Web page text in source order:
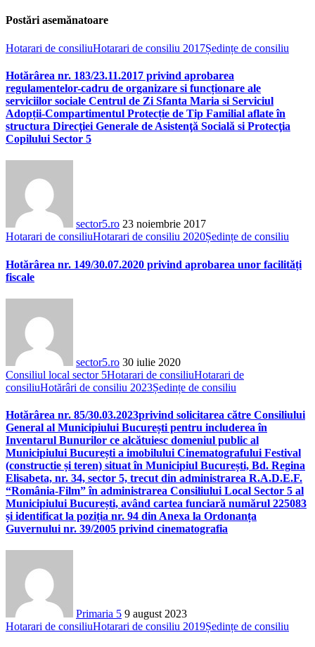
Postări asemănatoare
Hotarari de consiliuHotarari de consiliu 2017Ședințe de consiliu
Hotărârea nr. 183/23.11.2017 privind aprobarea
regulamentelor-cadru de organizare si funcționare ale
serviciilor sociale Centrul de Zi Sfanta Maria si Serviciul
Adopții-Compartimentul Protecție de Tip Familial aflate în
structura Direcţiei Generale de Asistenţă Socială si Protecţia
Copilului Sector 5
sector5.ro 23 noiembrie 2017
Hotarari de consiliuHotarari de consiliu 2020Ședințe de consiliu
Hotărârea nr. 149/30.07.2020 privind aprobarea unor facilități
fiscale
sector5.ro 30 iulie 2020
Consiliul local sector 5Hotarari de consiliuHotarari de
consiliuHotărâri de consiliu 2023Ședințe de consiliu
Hotărârea nr. 85/30.03.2023privind solicitarea către Consiliului
General al Municipiului București pentru includerea în
Inventarul Bunurilor ce alcătuiesc domeniul public al
Municipiului București a imobilului Cinematografului Festival
(constructie și teren) situat în Municipiul București, Bd. Regina
Elisabeta, nr. 34, sector 5, trecut din administrarea R.A.D.E.F.
“România-Film” în administrarea Consiliului Local Sector 5 al
Municipiului București, având cartea funciară numărul 225083
și identificat la poziția nr. 94 din Anexa la Ordonanța
Guvernului nr. 39/2005 privind cinematografia
Primaria 5 9 august 2023
Hotarari de consiliuHotarari de consiliu 2019Ședințe de consiliu